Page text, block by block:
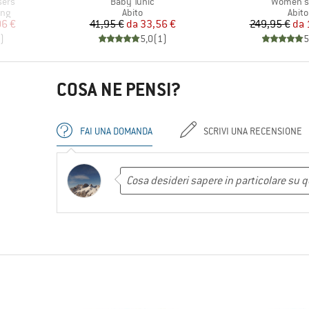
€
)
Gruppo di prodotti
Abito
Prezzo
41,95 € Prezzo ridotto
da 33,56 €
5,0(1)
Abito
249,95 € da
COSA NE PENSI?
FAI UNA DOMANDA SCRIVI UNA RECENSIONE